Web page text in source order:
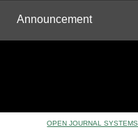
Announcement
OPEN JOURNAL SYSTEMS